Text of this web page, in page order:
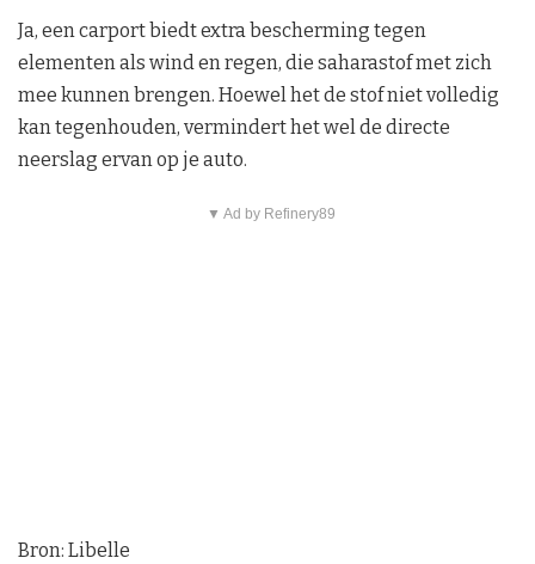
Ja, een carport biedt extra bescherming tegen
elementen als wind en regen, die saharastof met zich
mee kunnen brengen. Hoewel het de stof niet volledig
kan tegenhouden, vermindert het wel de directe
neerslag ervan op je auto.
▼ Ad by Refinery89
Bron: Libelle